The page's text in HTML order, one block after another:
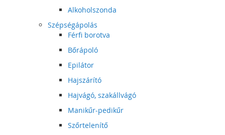
Alkoholszonda
Szépségápolás
Férfi borotva
Bőrápoló
Epilátor
Hajszárító
Hajvágó, szakállvágó
Manikűr-pedikűr
Szőrtelenítő